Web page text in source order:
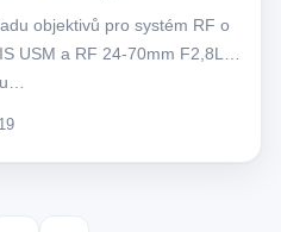
objektivů pro systém RF o
USM a RF 24-70mm F2,8L